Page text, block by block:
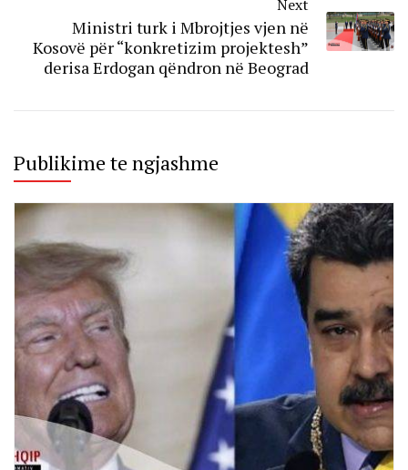
Next
Ministri turk i Mbrojtjes vjen në
Kosovë për “konkretizim projektesh”
derisa Erdogan qëndron në Beograd
Publikime te ngjashme